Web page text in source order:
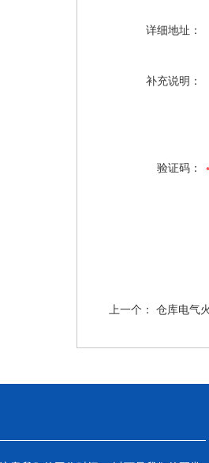
详细地址：
补充说明：
验证码：
上一个： 仓库电气